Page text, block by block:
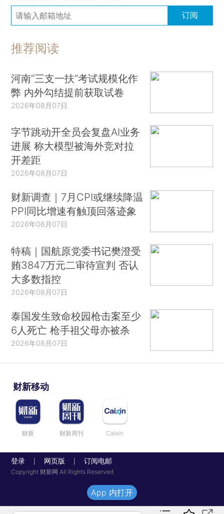
订阅
推荐阅读
河南“三支一扶”考试规模化作
弊 内外勾结提前获取试卷
2026年08月07日
字节跳动开全员会复盘AI业务
进展 称大模型被海外竞对拉
开差距
2026年08月07日
财新调查｜7月CPI或继续降温
PPI同比增速有触顶回落迹象
2026年08月07日
特稿｜国航原党委书记樊澄受
贿3847万元二审待宣判 否认
大多数指控
2026年08月07日
泰国发生致命校园枪击案至少
6人死亡 枪手祖父母亦被杀
2026年08月07日
财新移动
财新 财新周刊 Caixin
登录 网页版 订阅电邮
Copyright 财新网 All Rights Reserved
App 内打开